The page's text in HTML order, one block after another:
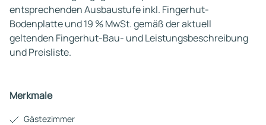
entsprechenden Ausbaustufe inkl. Fingerhut-
Bodenplatte und 19 % MwSt. gemäß der aktuell
geltenden Fingerhut-Bau- und Leistungsbeschreibung
und Preisliste.
Merkmale
Gästezimmer